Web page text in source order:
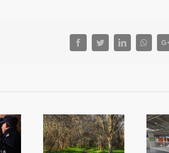
FacebookTwitterLinkedIn
la